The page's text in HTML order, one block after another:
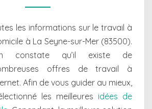
(83500)
les informations sur le travail à
à La Seyne-sur-Mer (83500).
constate qu’il existe de
offres de travail à
Afin de vous guider au mieux,
les meilleures idées de